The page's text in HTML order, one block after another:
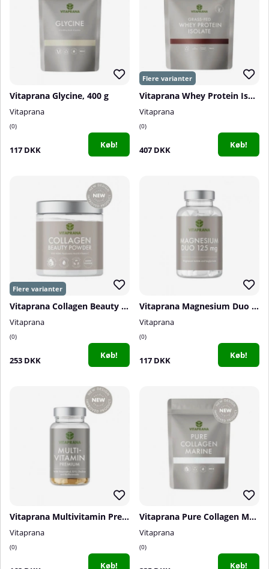
Vitaprana Glycine, 400 g
Vitaprana
0
117 DKK Køb!
Vitaprana Whey Protein Isolate, Grass Fed, 750 g
Vitaprana
0
407 DKK Køb!
Vitaprana Collagen Beauty Powder, 200 g
Vitaprana
0
253 DKK Køb!
Vitaprana Magnesium Duo 125 mg, 100 caps
Vitaprana
0
117 DKK Køb!
Vitaprana Multivitamin Premium, 50 caps
Vitaprana
0
Køb!
Vitaprana Pure Collagen Marine, 300 g
Vitaprana
0
Køb!